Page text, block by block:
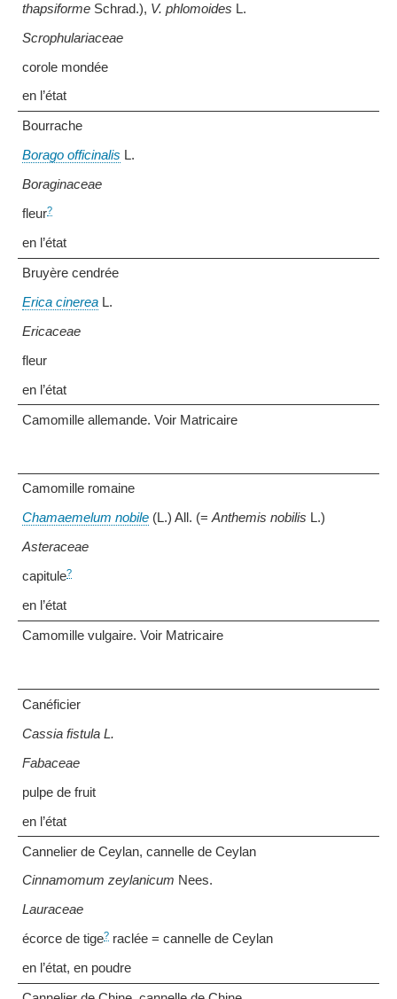
thapsiforme Schrad.), V. phlomoides L.
Scrophulariaceae
corole mondée
en l’état
Bourrache
Borago officinalis L.
Boraginaceae
fleur?
en l’état
Bruyère cendrée
Erica cinerea L.
Ericaceae
fleur
en l’état
Camomille allemande. Voir Matricaire
Camomille romaine
Chamaemelum nobile (L.) All. (=Anthemis nobilis L.)
Asteraceae
capitule?
en l’état
Camomille vulgaire. Voir Matricaire
Canéficier
Cassia fistula L.
Fabaceae
pulpe de fruit
en l’état
Cannelier de Ceylan, cannelle de Ceylan
Cinnamomum zeylanicum Nees.
Lauraceae
écorce de tige? raclée = cannelle de Ceylan
en l’état, en poudre